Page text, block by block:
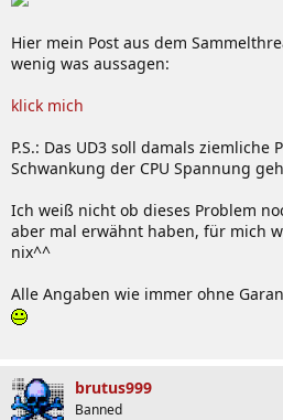
Hier mein Post aus dem
wenig was aussagen:
klick mich
P.S.: Das UD3 soll damals ziemliche
Schwankung der CPU Spannung
Ich weiß nicht ob dieses Problem
aber mal erwähnt haben, für mich
nix^^
Alle Angaben wie immer ohne
brutus999
Banned